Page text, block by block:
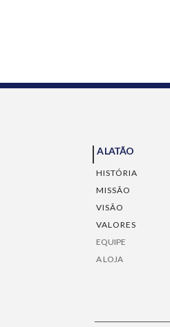
A LATÃO
HISTÓRIA
MISSÃO
VISÃO
VALORES
EQUIPE
A LOJA